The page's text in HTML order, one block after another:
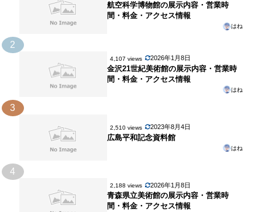
航空科学博物館の展示内容・営業時
間・料金・アクセス情報
はね
2
4,107 views 2026年1月8日
金沢21世紀美術館の展示内容・営業時
間・料金・アクセス情報
はね
3
2,510 views 2023年8月4日
広島平和記念資料館
はね
4
2,188 views 2026年1月8日
青森県立美術館の展示内容・営業時
間・料金・アクセス情報